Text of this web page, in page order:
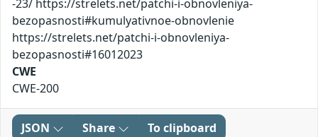
-23/ https://strelets.net/patchi-i-obnovleniya-
bezopasnosti#kumulyativnoe-obnovlenie
https://strelets.net/patchi-i-obnovleniya-
bezopasnosti#16012023
CWE
CWE-200
JSON Share To clipboard